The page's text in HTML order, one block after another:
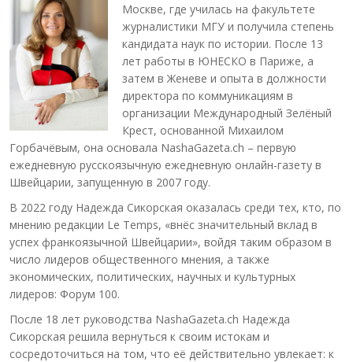
Москве, где училась на факультете
журналистики МГУ и получила степень
кандидата наук по истории. После 13
лет работы в ЮНЕСКО в Париже, а
затем в Женеве и опыта в должности
директора по коммуникациям в
организации Международный Зелёный
Крест, основанной Михаилом
Горбачёвым, она основала NashaGazeta.ch – первую
ежедневную русскоязычную ежедневную онлайн-газету в
Швейцарии, запущенную в 2007 году.
В 2022 году Надежда Сикорская оказалась среди тех, кто, по
мнению редакции Le Temps, «внёс значительный вклад в
успех франкоязычной Швейцарии», войдя таким образом в
число лидеров общественного мнения, а также
экономических, политических, научных и культурных
лидеров: Форум 100.
После 18 лет руководства NashaGazeta.ch Надежда
Сикорская решила вернуться к своим истокам и
сосредоточиться на том, что её действительно увлекает: к